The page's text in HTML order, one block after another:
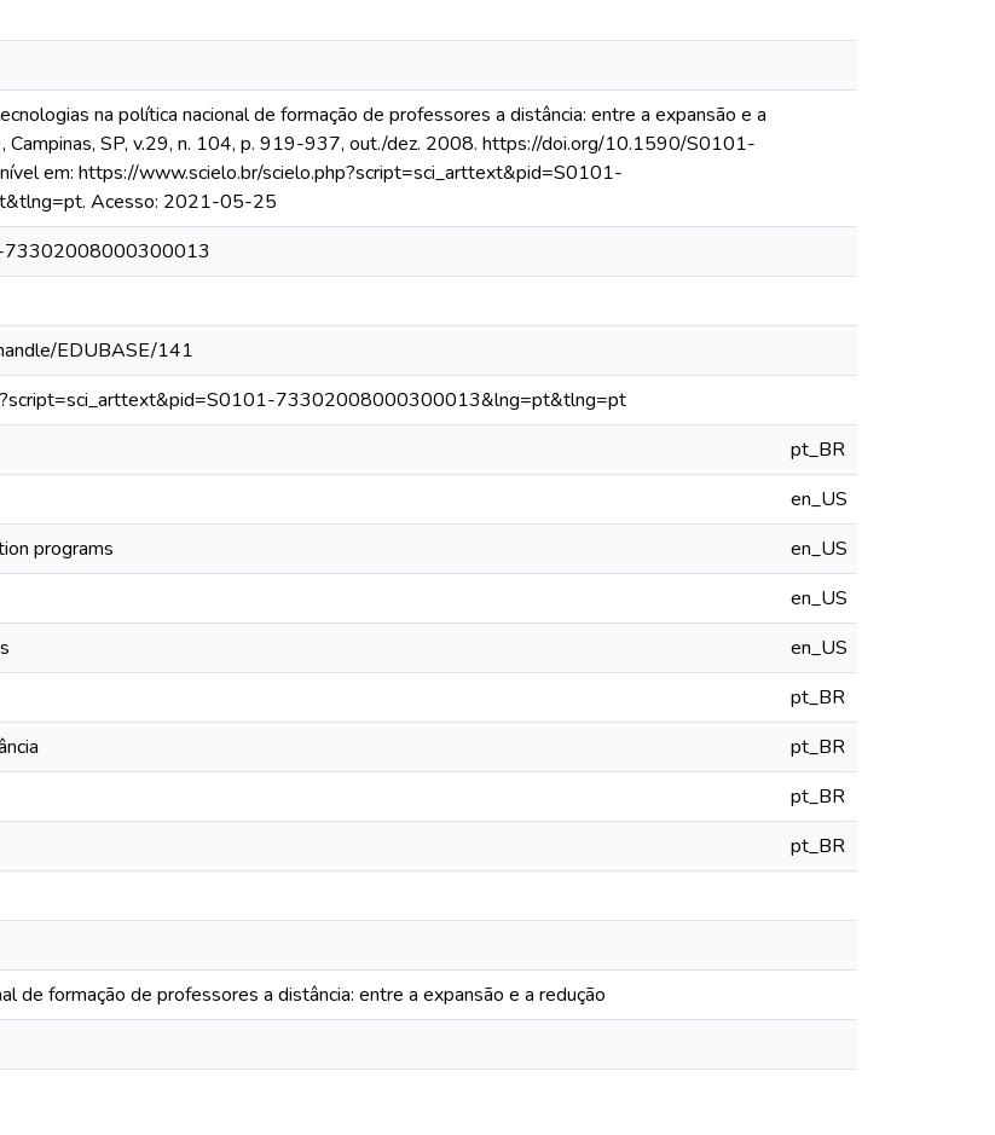
na política nacional de formação de professores a distância: entre a expansão e a
, Campinas, SP, v.29, n. 104, p. 919-937, out./dez. 2008. https://doi.org/10.1590/S0101-
em: https://www.scielo.br/scielo.php?script=sci_arttext&pid=S0101-
Acesso: 2021-05-25
73302008000300013
EDUBASE/141
73302008000300013&lng=pt&tlng=pt
pt_BR
en_US
programs
en_US
en_US
en_US
pt_BR
pt_BR
pt_BR
pt_BR
de formação de professores a distância: entre a expansão e a redução